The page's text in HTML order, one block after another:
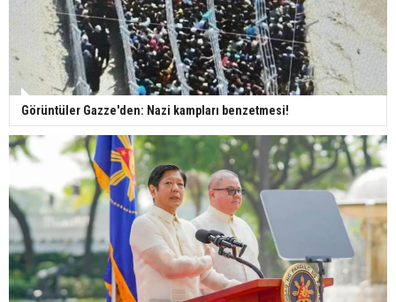
Görüntüler Gazze'den: Nazi kampları benzetmesi!